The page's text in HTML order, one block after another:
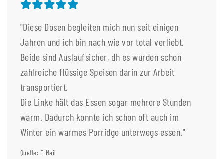
"Diese Dosen begleiten mich nun seit einigen
Jahren und ich bin nach wie vor total verliebt.
Beide sind Auslaufsicher, dh es wurden schon
zahlreiche flüssige Speisen darin zur Arbeit
transportiert.
Die Linke hält das Essen sogar mehrere Stunden
warm. Dadurch konnte ich schon oft auch im
Winter ein warmes Porridge unterwegs essen."
Quelle: E-Mail